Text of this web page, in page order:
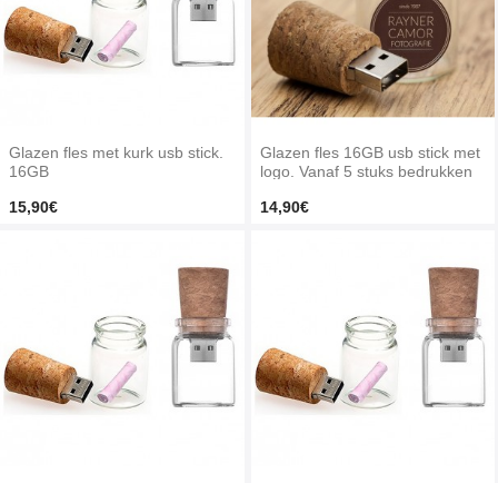
Glazen fles met kurk usb stick.
16GB
15,90€
Glazen fles 16GB usb stick met
logo. Vanaf 5 stuks bedrukken
14,90€